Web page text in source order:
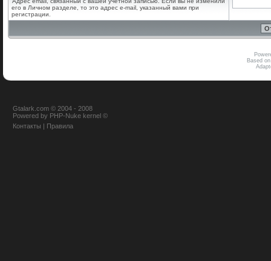
его в Личном разделе, то это адрес e-mail, указанный вами при
регистрации.
Based
Gtalark.com © 2004 - 2008
Powered by PHP-Nuke kernel ©
Контакты | Правила